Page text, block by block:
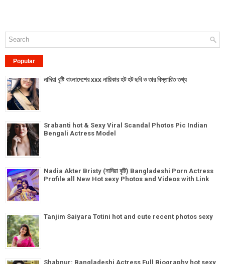
Popular
নাদিয়া বৃষ্টি বাংলাদেশের xxx নায়িকার হট হট ছবি ও তার বিস্তারিত তথ্য
Srabanti hot & Sexy Viral Scandal Photos Pic Indian
Bengali Actress Model
Nadia Akter Bristy (নাদিয়া বৃষ্টি) Bangladeshi Porn Actress
Profile all New Hot sexy Photos and Videos with Link
Tanjim Saiyara Totini hot and cute recent photos sexy
Shabnur: Bangladeshi Actress Full Biography hot sexy